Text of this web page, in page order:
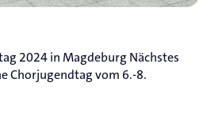
2024 in Magdeburg Nächstes
Chorjugendtag vom 6.-8.